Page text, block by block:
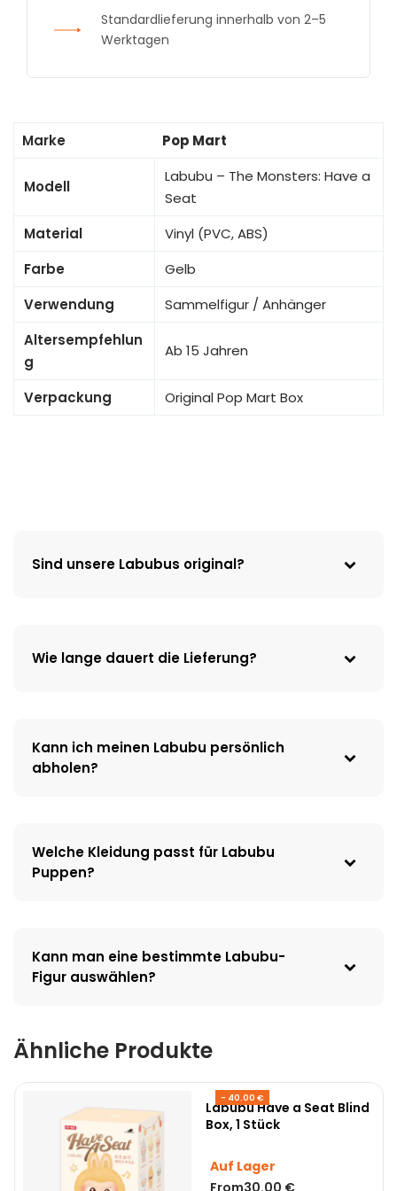
Standardlieferung innerhalb von 2–5
Werktagen
Marke Pop Mart
Modell
Labubu – The Monsters: Have a
Seat
Material
Vinyl (PVC, ABS)
Farbe
Gelb
Verwendung
Sammelfigur / Anhänger
Altersempfehlun
g
Ab 15 Jahren
Verpackung Original Pop Mart Box
Sind unsere Labubus original?
Wie lange dauert die Lieferung?
Kann ich meinen Labubu persönlich
abholen?
Welche Kleidung passt für Labubu
Puppen?
Kann man eine bestimmte Labubu-
Figur auswählen?
Ähnliche Produkte
- 40.00 €
Labubu Have a Seat Blind
Box, 1 Stück
Auf Lager